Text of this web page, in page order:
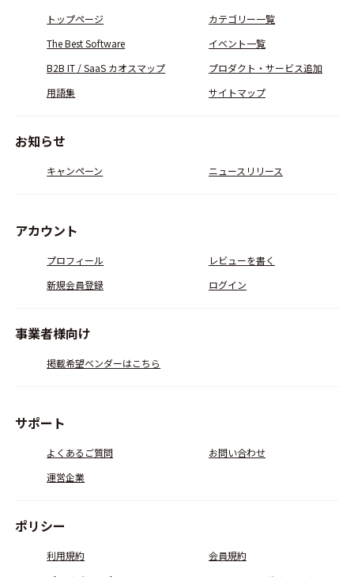
トップページ
カテゴリー一覧
The Best Software
イベント一覧
B2B IT / SaaS カオスマップ
プロダクト・サービス追加
用語集
サイトマップ
お知らせ
キャンペーン ニュースリリース
アカウント
プロフィール
レビューを書く
新規会員登録
ログイン
事業者様向け
掲載希望ベンダーはこちら
サポート
よくあるご質問
お問い合わせ
運営企業
ポリシー
利用規約
会員規約